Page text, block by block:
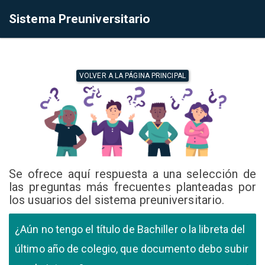
Sistema Preuniversitario
VOLVER A LA PÁGINA PRINCIPAL
Se ofrece aquí respuesta a una selección de
las preguntas más frecuentes planteadas por
los usuarios del sistema preuniversitario.
¿Aún no tengo el título de Bachiller o la libreta del
último año de colegio, que documento debo subir